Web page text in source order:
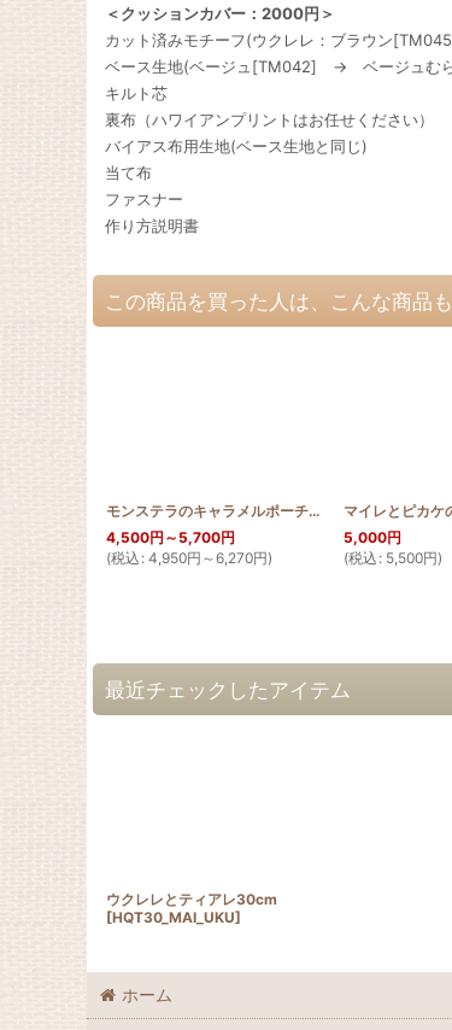
＜クッションカバー：2000円＞
カット済みモチーフ(ウクレレ：ブラウン
ベース生地(ベージュ[TM042] → ベージュむ
キルト芯
裏布（ハワイアンプリントはお任せください）
バイアス布用生地(ベース生地と同じ)
当て布
ファスナー
作り方説明書
この商品を買った人は、こんな商品
モンステラのキャラメルポーチ型ショルダーバッグ [
4,500円 ～5,700円
(税込 : 4,950円 ～6,270円)
マイレとピカケ
5,000円
(税込 : 5,500円)
最近チェックしたアイテム
ウクレレとティアレ30cm
[HQT30_MAI_UKU]
ホーム